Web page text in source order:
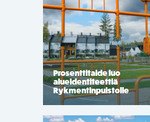
Prosenttitaide luo
alueidentiteettiä
Rykmentinpuistolle